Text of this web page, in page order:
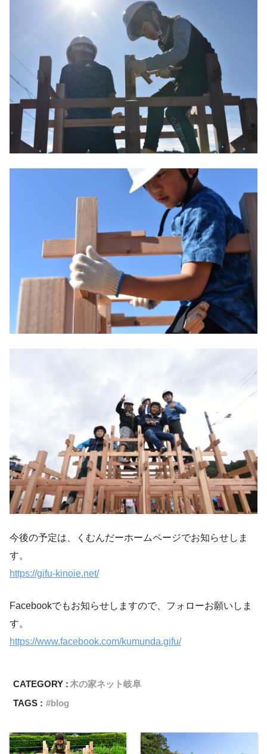
今後の予定は、くむんだーホームページでお知らせしま
す。
https://gifu-kinoie.net/
Facebookでもお知らせしますので、フォローお願いしま
す。
https://www.facebook.com/kumunda.gifu/
CATEGORY :木の家ネット岐阜
TAGS :
blog